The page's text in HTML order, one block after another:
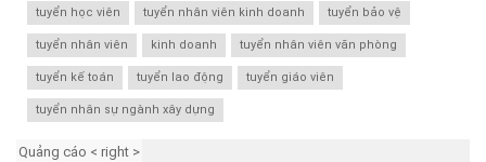
tuyển học viên tuyển nhân viên kinh doanh tuyển bảo vệ
tuyển nhân viên kinh doanh tuyển nhân viên văn phòng
tuyển kế toán tuyển lao động tuyển giáo viên
tuyển nhân sự ngành xây dựng
Quảng cáo < right >